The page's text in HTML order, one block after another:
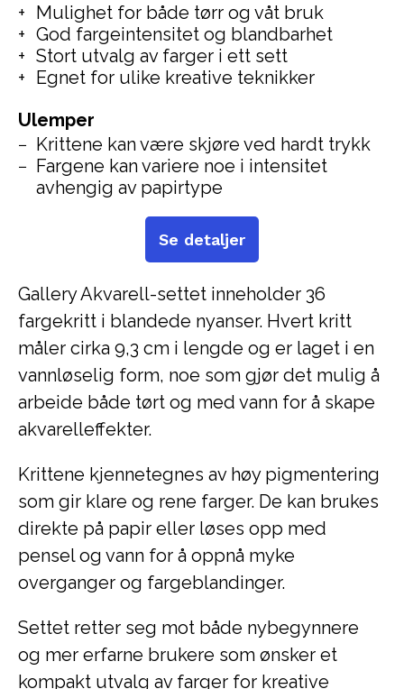
Gallery Akvarell-settet inneholder 36
fargekritt i blandede nyanser. Hvert kritt
måler cirka 9,3 cm i lengde og er laget i en
vannløselig form, noe som gjør det mulig å
arbeide både tørt og med vann for å skape
akvarelleffekter.
Krittene kjennetegnes av høy pigmentering
som gir klare og rene farger. De kan brukes
direkte på papir eller løses opp med
pensel og vann for å oppnå myke
overganger og fargeblandinger.
Settet retter seg mot både nybegynnere
og mer erfarne brukere som ønsker et
kompakt utvalg av farger for kreative
Mulighet for både tørr og våt bruk
God fargeintensitet og blandbarhet
Stort utvalg av farger i ett sett
Egnet for ulike kreative teknikker
Ulemper
Krittene kan være skjøre ved hardt trykk
Fargene kan variere noe i intensitet
avhengig av papirtype
Se detaljer